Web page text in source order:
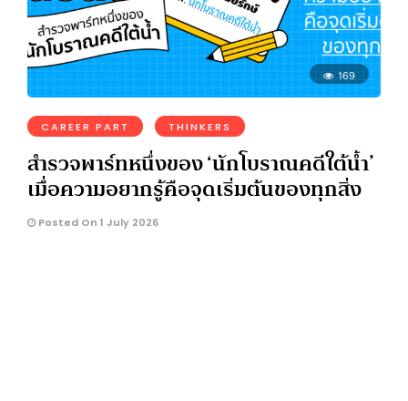
169
CAREER PART THINKERS
สำรวจพาร์ทหนึ่งของ ‘นักโบราณคดีใต้น้ำ’
เมื่อความอยากรู้คือจุดเริ่มต้นของทุกสิ่ง
Posted On 1 July 2026